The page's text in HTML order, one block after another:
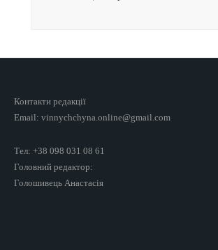
Контакти редакції
Email: vinnychchyna.online@gmail.com
Тел: +38 098 031 08 61
Головний редактор:
Голошивець Анастасія